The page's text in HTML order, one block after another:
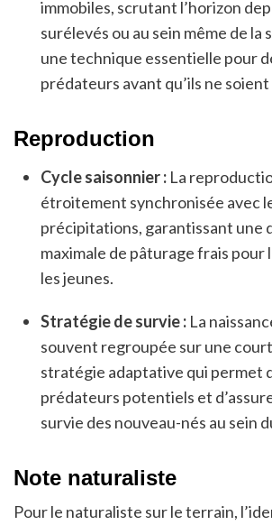
immobiles, scrutant l’horizon
surélevés ou au sein même de
une technique essentielle pour
prédateurs avant qu’ils ne
Reproduction
Cycle saisonnier : La
étroitement synchronisée avec
précipitations, garantissant une
maximale de pâturage frais pour
les jeunes.
Stratégie de survie : La
souvent regroupée sur une
stratégie adaptative qui permet
prédateurs potentiels et
survie des nouveau-nés au sein
Note naturaliste
Pour le naturaliste sur le terrain,